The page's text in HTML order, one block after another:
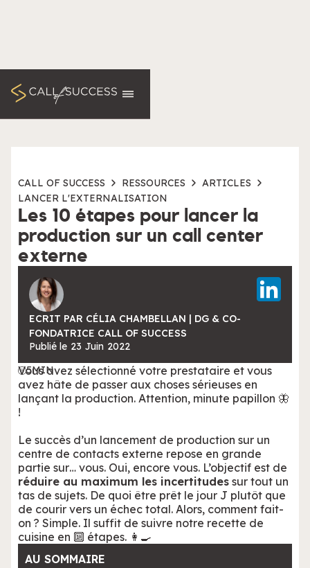
CALL OF SUCCESS RESSOURCES
ARTICLES
LANCER L'EXTERNALISATION
Les 10 étapes pour lancer la
production sur un call center
externe
ECRIT PAR CÉLIA CHAMBELLAN | DG & CO-
FONDATRICE CALL OF SUCCESS
Publié le 23 Juin 2022
5MIN
Vous avez sélectionné votre prestataire et vous
avez hâte de passer aux choses sérieuses en
lançant la production. Attention, minute papillon 🦋
!
Le succès d’un lancement de production sur un
centre de contacts externe repose en grande
partie sur… vous. Oui, encore vous. L’objectif est de
réduire au maximum les incertitudes sur tout un
tas de sujets. De quoi être prêt le jour J plutôt que
de courir vers un échec total. Alors, comment fait-
on ? Simple. Il suffit de suivre notre recette de
cuisine en 🔟 étapes. 👩🍳
AU SOMMAIRE